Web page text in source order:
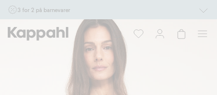
3 for 2 på barnevarer
Ikke Newbie. Gjelder når du handler 2 eller flere varer som inngår i tilbudet tom.
17/8 i butikk & online for deg som er eller blir medlem. Kan ikke kombineres med
andre tilbud eller rabatter.
Handle nå